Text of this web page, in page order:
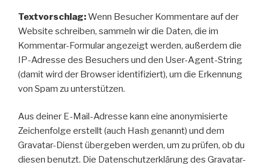
Textvorschlag:Wenn Besucher Kommentare auf der
Website schreiben, sammeln wir die Daten, die im
Kommentar-Formular angezeigt werden, außerdem die
IP-Adresse des Besuchers und den User-Agent-String
(damit wird der Browser identifiziert), um die Erkennung
von Spam zu unterstützen.
Aus deiner E-Mail-Adresse kann eine anonymisierte
Zeichenfolge erstellt (auch Hash genannt) und dem
Gravatar-Dienst übergeben werden, um zu prüfen, ob du
diesen benutzt. Die Datenschutzerklärung des Gravatar-